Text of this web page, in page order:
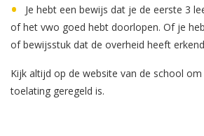
Je hebt een bewijs dat je de eerste 3
of het vwo goed hebt doorlopen. Of je
of bewijsstuk dat de overheid heeft
Kijk altijd op de website van de school
toelating geregeld is.